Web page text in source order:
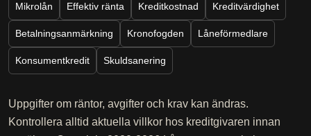
Mikrolån Effektiv ränta Kreditkostnad Kreditvärdighet
Betalningsanmärkning Kronofogden Låneförmedlare
Konsumentkredit Skuldsanering
Uppgifter om räntor, avgifter och krav kan ändras.
Kontrollera alltid aktuella villkor hos kreditgivaren innan